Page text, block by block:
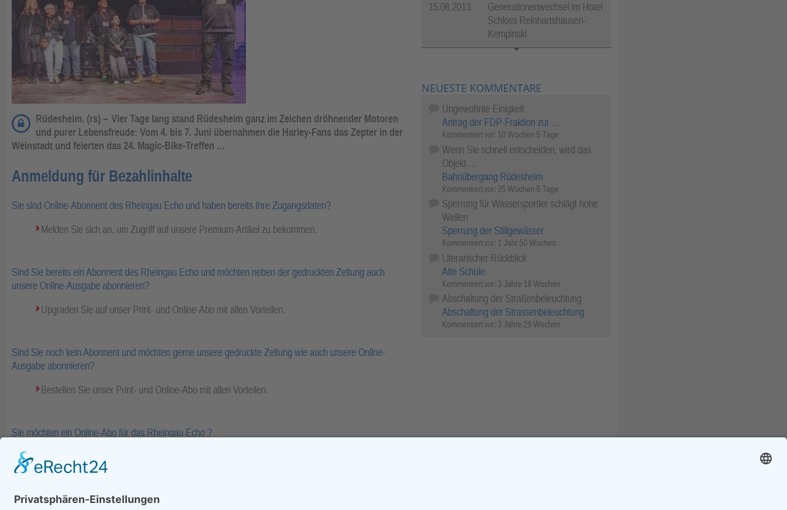
Rüdesheim. (rs) – Vier Tage lang stand Rüdesheim ganz im Zeichen dröhnender Motoren
und purer Lebensfreude: Vom 4. bis 7. Juni übernahmen die Harley-Fans das Zepter in der
Weinstadt und feierten das 24. Magic-Bike-Treffen …
Anmeldung für Bezahlinhalte
Sie sind Online-Abonnent des Rheingau Echo und haben bereits Ihre Zugangsdaten?
Melden Sie sich an, um Zugriff auf unsere Premium-Artikel zu bekommen.
Sind Sie bereits ein Abonnent des Rheingau Echo und möchten neben der gedruckten Zeitung auch
unsere Online-Ausgabe abonnieren?
Upgraden Sie auf unser Print- und Online-Abo mit allen Vorteilen.
Sind Sie noch kein Abonnent und möchten gerne unsere gedruckte Zeitung wie auch unsere Online-
Ausgabe abonnieren?
Bestellen Sie unser Print- und Online-Abo mit allen Vorteilen.
Sie möchten ein Online-Abo für das Rheingau Echo ?
15.08.2013
Generationenwechsel im Hotel
Schloss Reinhartshausen-
Kempinski
NEUESTE KOMMENTARE
Ungewohnte Einigkeit
Antrag der FDP-Fraktion zur …
Kommentiert vor: 10 Wochen 5 Tage
Wenn Sie schnell entscheiden, wird das
Objekt …
Bahnübergang Rüdesheim
Kommentiert vor: 25 Wochen 6 Tage
Sperrung für Wassersportler schlägt hohe
Wellen
Sperrung der Stillgewässer
Kommentiert vor: 1 Jahr 50 Wochen
Literarischer Rückblick
Alte Schule
Kommentiert vor: 3 Jahre 18 Wochen
Abschaltung der Straßenbeleuchtung
Abschaltung der Strassenbeleuchtung
Kommentiert vor: 3 Jahre 29 Wochen